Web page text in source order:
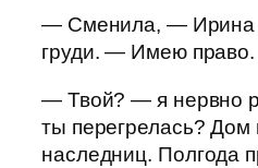
— Сменила, — Ирина
груди. — Имею
— Твой? — я нервно
ты перегрелась?
наследниц. Полгода